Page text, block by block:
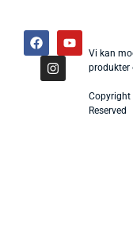
Vi kan
produkter
Copyright
Reserved